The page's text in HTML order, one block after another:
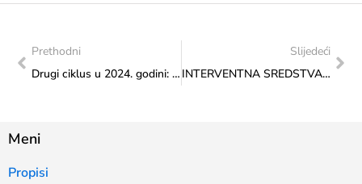
Prethodni
Drugi ciklus u 2024. godini: Potpisani ugovori o financiranju iz interventnih sredstava s korisnicima koji su zadovoljili kriterije hitnosti i nepredviđenosti
Slijedeći
INTERVENTNA SREDSTVA, III. ciklus u 2024. godini: Formalno-pravno neispravne aplikacije do 29. 10. 2024. godine
Meni
Propisi